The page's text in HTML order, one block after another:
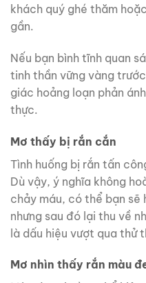
khách quý ghé thăm
gần.
Nếu bạn bình tĩnh quan
tinh thần vững vàng
giác hoảng loạn phản
thực.
Mơ thấy bị rắn cắn
Tình huống bị rắn tấn
Dù vậy, ý nghĩa không
chảy máu, có thể bạn sẽ
nhưng sau đó lại thu về
là dấu hiệu vượt qua thử
Mơ nhìn thấy rắn màu